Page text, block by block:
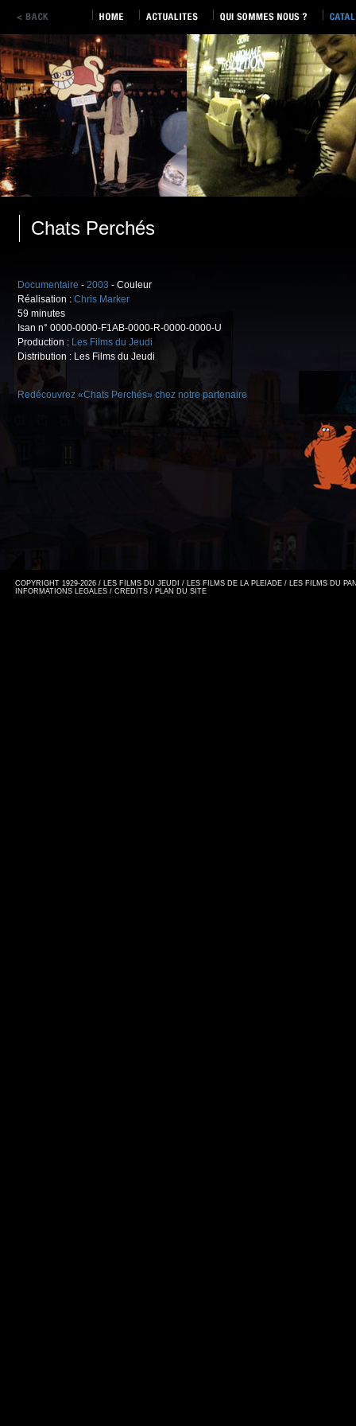
Chats Perchés
Documentaire - 2003 - Couleur
Réalisation : Chris Marker
59 minutes
Isan n° 0000-0000-F1AB-0000-R-0000-0000-U
Production : Les Films du Jeudi
Distribution : Les Films du Jeudi
Redécouvrez «Chats Perchés» chez notre partenaire
COPYRIGHT 1929-2026 / LES FILMS DU JEUDI / LES FILMS DE LA PLEIADE / LES FILMS DU
INFORMATIONS LEGALES / CREDITS / PLAN DU SITE